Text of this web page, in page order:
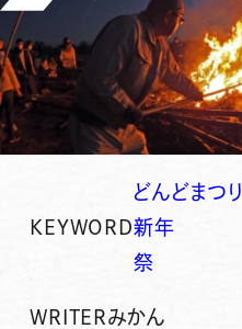
KEYWORD
どんどまつり
新年
祭
WRITERみかん